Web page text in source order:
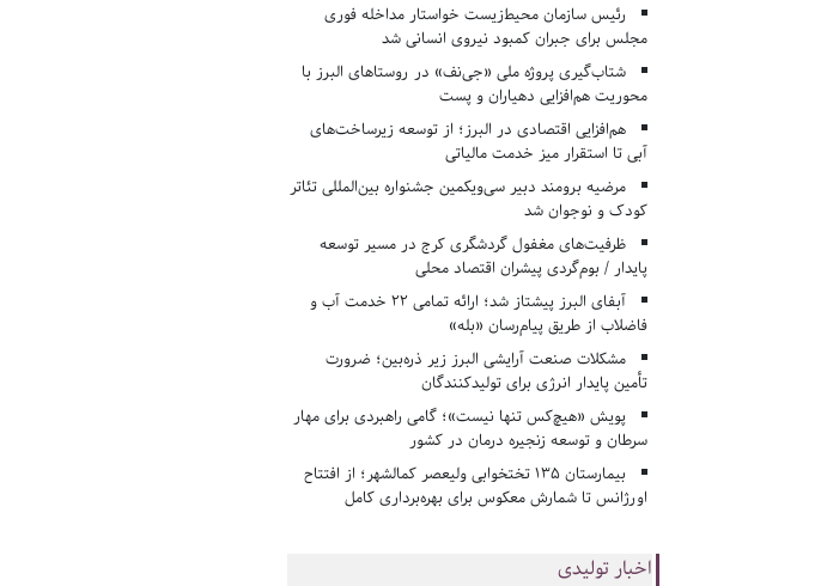
رئیس سازمان محیط‌زیست خواستار مداخله فوری
مجلس برای جبران کمبود نیروی انسانی شد
شتاب‌گیری پروژه ملی «جی‌نف» در روستاهای البرز با
محوریت هم‌افزایی دهیاران و پست
هم‌افزایی اقتصادی در البرز؛ از توسعه زیرساخت‌های
آبی تا استقرار میز خدمت مالیاتی
مرضیه برومند دبیر سی‌ویکمین جشنواره بین‌المللی تئاتر
کودک و نوجوان شد
ظرفیت‌های مغفول گردشگری کرج در مسیر توسعه
پایدار / بوم‌گردی پیشران اقتصاد محلی
آبفای البرز پیشتاز شد؛ ارائه تمامی ۲۲ خدمت آب و
فاضلاب از طریق پیام‌رسان «بله»
مشکلات صنعت آرایشی البرز زیر ذره‌بین؛ ضرورت
تأمین پایدار انرژی برای تولیدکنندگان
پویش «هیچ‌کس تنها نیست»؛ گامی راهبردی برای مهار
سرطان و توسعه زنجیره درمان در کشور
بیمارستان ۱۳۵ تختخوابی ولیعصر کمالشهر؛ از افتتاح
اورژانس تا شمارش معکوس برای بهره‌برداری کامل
اخبار تولیدی